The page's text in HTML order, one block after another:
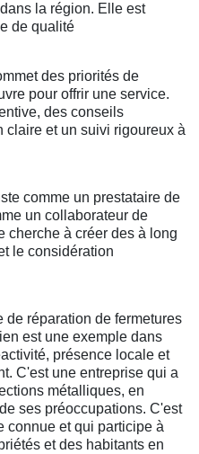
la région. Elle est
de qualité
des priorités de
pour offrir une service.
des conseils
claire et un suivi rigoureux à
comme un prestataire de
un collaborateur de
cherche à créer des à long
le considération
de réparation de fermetures
est une exemple dans
présence locale et
C'est une entreprise qui a
métalliques, en
ses préoccupations. C'est
connue et qui participe à
et des habitants en